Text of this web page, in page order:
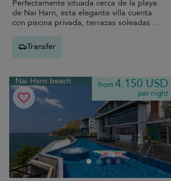
Perfectamente situada cerca de la playa
de Nai Harn, esta elegante villa cuenta
con piscina privada, terrazas soleadas y
cálidos interiores modernos para
estancias familiares.
Transfer
Nai Harn beach from4.150 USD
per night